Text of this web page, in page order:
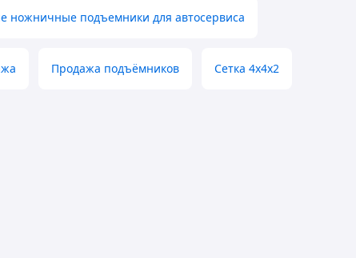
ножничные подъемники для автосервиса
Продажа подъёмников Сетка 4х4х2